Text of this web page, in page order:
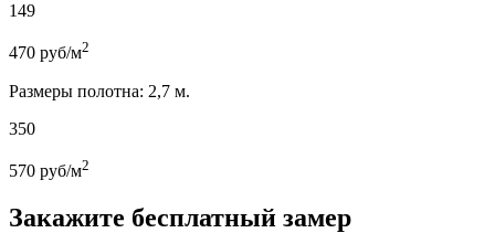
149
470 руб/м2
Размеры полотна: 2,7 м.
350
570 руб/м2
Закажите бесплатный замер